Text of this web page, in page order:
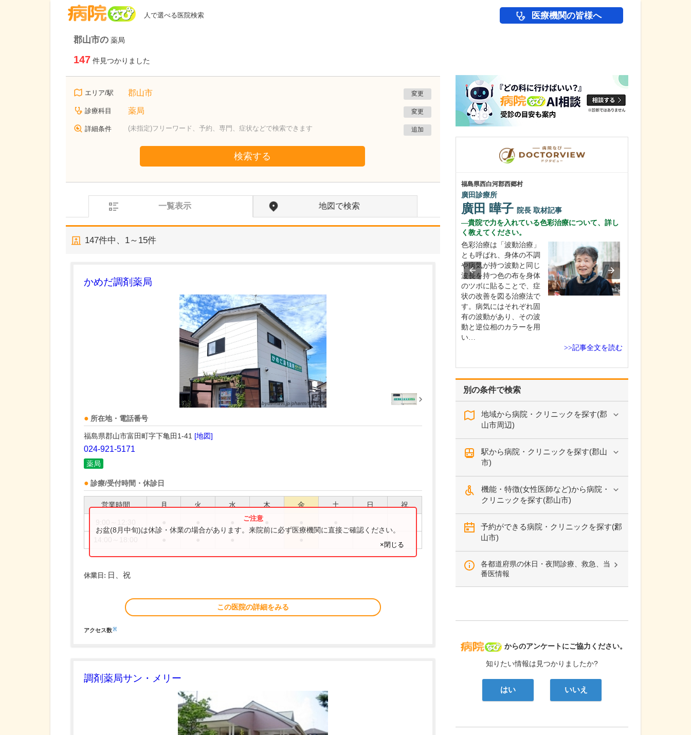
人で選べる医院検索 医療機関の皆様へ
郡山市の 薬局
147 件見つかりました
エリア/駅 郡山市 変更
診療科目 薬局 変更
詳細条件 (未指定)フリーワード、予約、専門、症状などで検索できます 追加
検索する
一覧表示 地図で検索
147件中、 1～15件
かめだ調剤薬局
所在地・電話番号
福島県郡山市富田町字下亀田1-41 [地図]
024-921-5171
薬局
診療/受付時間・休診日
営業時間 月 火 水 木 金 土 日 祝
お盆(8月中旬)は休診・休業の場合があります。来院前に必ず医療機関に直接ご確認ください。
×閉じる
休業日: 日、祝
この医院の詳細をみる
アクセス数※
調剤薬局サン・メリー
別の条件で検索
地域から病院・クリニックを探す(郡
山市周辺)
駅から病院・クリニックを探す(郡山
市)
機能・特徴(女性医師など)から病院・
クリニックを探す(郡山市)
予約ができる病院・クリニックを探す(郡
山市)
各都道府県の休日・夜間診療、救急、当
番医情報
病院なび
からのアンケートにご協力ください。
知りたい情報は見つかりましたか?
はい いいえ
福島県会津若松市
えんどうクリニック
遠藤 剛院長取材記事
者さんの病状だけでな
く、顔色や声のトーンと
いった些細な変化も見逃
さな…
福島県西白河郡西郷村
廣田診療所
廣田 曄子 院長 取材記事
貴院で力を入れている色彩治療について、詳し
く教えてください。
色彩治療は「波動治療」
とも呼ばれ、身体の不調
や病気が持つ波動と同じ
波長を持つ色の布を身体
のツボに貼ることで、症
状の改善を図る治療法で
す。病気にはそれぞれ固
有の波動があり、その波
動と逆位相のカラーを用
い…
>>記事全文を読む